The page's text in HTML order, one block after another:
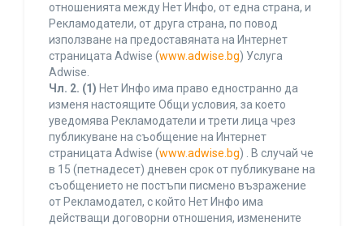
отношенията между Нет Инфо, от една страна, и
Рекламодатели, от друга страна, по повод
използване на предоставяната на Интернет
страницата Adwise (www.adwise.bg) Услуга
Adwise.
Чл. 2. (1) Нет Инфо има право едностранно да
изменя настоящите Общи условия, за което
уведомява Рекламодатели и трети лица чрез
публикуване на съобщение на Интернет
страницата Adwise (www.adwise.bg) . В случай че
в 15 (петнадесет) дневен срок от публикуване на
съобщението не постъпи писмено възражение
от Рекламодател, с който Нет Инфо има
действащи договорни отношения, изменените